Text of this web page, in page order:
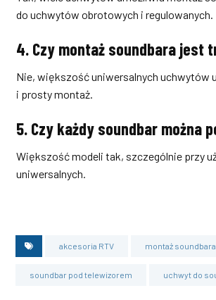
do uchwytów obrotowych i regulowanych.
4. Czy montaż soundbara jest
Nie, większość uniwersalnych uchwytów
i prosty montaż.
5. Czy każdy soundbar można
Większość modeli tak, szczególnie przy
uniwersalnych.
akcesoria RTV montaż soundbara
soundbar pod telewizorem uchwyt do